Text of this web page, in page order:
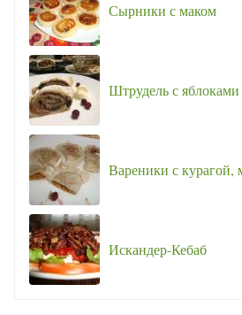
Сырники с маком
Штрудель с
Вареники с
Искандер-Кебаб